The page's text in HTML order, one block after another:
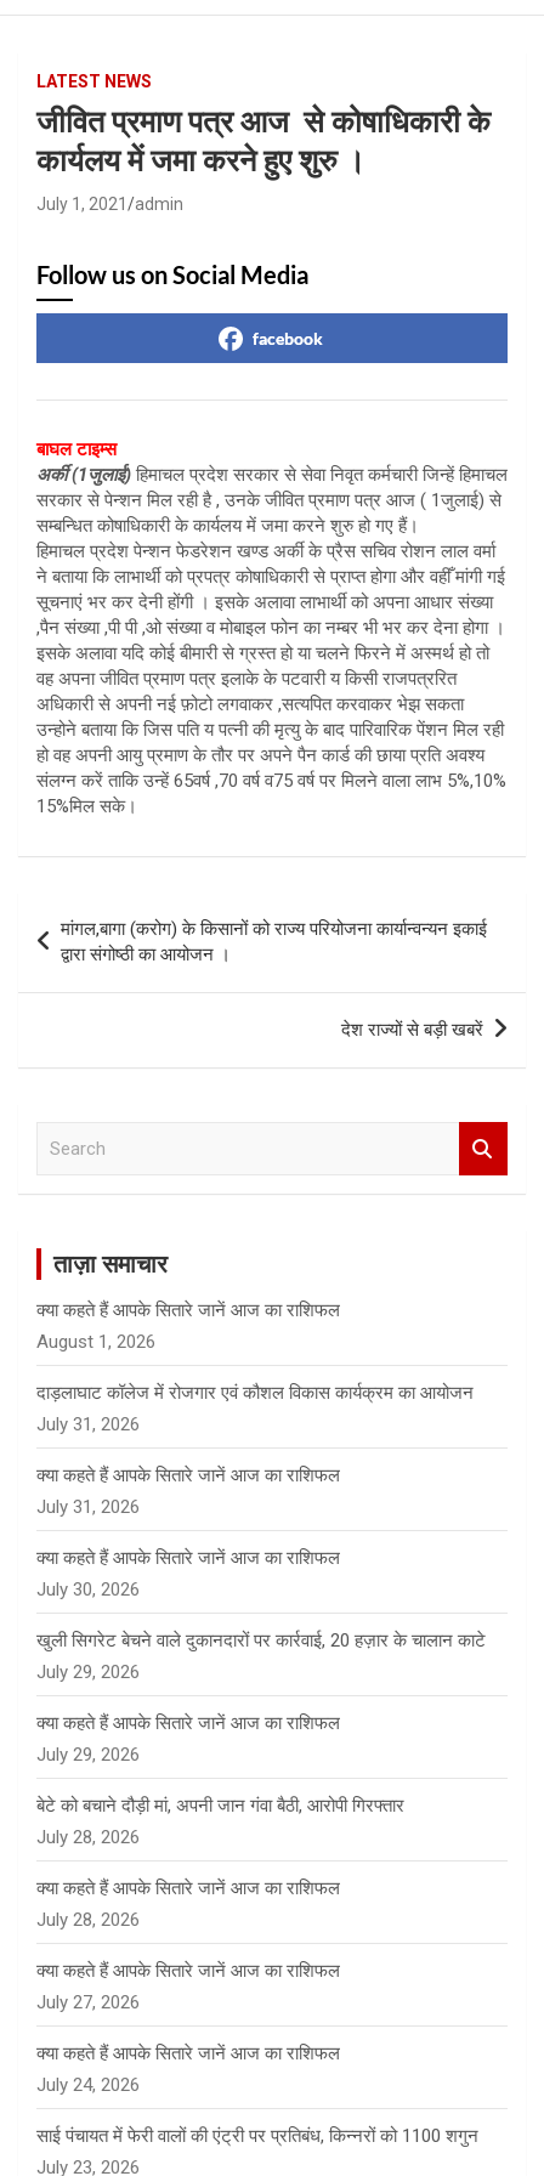
LATEST NEWS
जीवित प्रमाण पत्र आज से कोषाधिकारी के
कार्यलय में जमा करने हुए शुरु ।
July 1, 2021 admin
Follow us on Social Media
facebook
बाघल टाइम्स
अर्की (1जुलाई)हिमाचल प्रदेश सरकार से सेवा निवृत कर्मचारी जिन्हें हिमाचल
सरकार से पेन्शन मिल रही है , उनके जीवित प्रमाण पत्र आज ( 1जुलाई) से
सम्बन्धित कोषाधिकारी के कार्यलय में जमा करने शुरु हो गए हैं।
हिमाचल प्रदेश पेन्शन फेडरेशन खण्ड अर्की के प्रैस सचिव रोशन लाल वर्मा
ने बताया कि लाभार्थी को प्रपत्र कोषाधिकारी से प्राप्त होगा और वहीँ मांगी गई
सूचनाएं भर कर देनी होंगी । इसके अलावा लाभार्थी को अपना आधार संख्या
,पैन संख्या ,पी पी ,ओ संख्या व मोबाइल फोन का नम्बर भी भर कर देना होगा ।
इसके अलावा यदि कोई बीमारी से ग्रस्त हो या चलने फिरने में अस्मर्थ हो तो
वह अपना जीवित प्रमाण पत्र इलाके के पटवारी य किसी राजपत्ररित
अधिकारी से अपनी नई फ़ोटो लगवाकर ,सत्यपित करवाकर भेझ सकता
उन्होने बताया कि जिस पति य पत्नी की मृत्यु के बाद पारिवारिक पेंशन मिल रही
हो वह अपनी आयु प्रमाण के तौर पर अपने पैन कार्ड की छाया प्रति अवश्य
संलग्न करें ताकि उन्हें 65वर्ष ,70 वर्ष व75 वर्ष पर मिलने वाला लाभ 5%,10%
15%मिल सके।
navigation
मांगल,बागा (करोग) के किसानों को राज्य परियोजना कार्यान्वन्यन इकाई
द्वारा संगोष्ठी का आयोजन ।
देश राज्यों से बड़ी खबरें
ताज़ा समाचार
क्या कहते हैं आपके सितारे जानें आज का राशिफल
August 1, 2026
दाड़लाघाट कॉलेज में रोजगार एवं कौशल विकास कार्यक्रम का आयोजन
July 31, 2026
क्या कहते हैं आपके सितारे जानें आज का राशिफल
July 31, 2026
क्या कहते हैं आपके सितारे जानें आज का राशिफल
July 30, 2026
खुली सिगरेट बेचने वाले दुकानदारों पर कार्रवाई, 20 हज़ार के चालान काटे
July 29, 2026
क्या कहते हैं आपके सितारे जानें आज का राशिफल
July 29, 2026
बेटे को बचाने दौड़ी मां, अपनी जान गंवा बैठी, आरोपी गिरफ्तार
July 28, 2026
क्या कहते हैं आपके सितारे जानें आज का राशिफल
July 28, 2026
क्या कहते हैं आपके सितारे जानें आज का राशिफल
July 27, 2026
क्या कहते हैं आपके सितारे जानें आज का राशिफल
July 24, 2026
साई पंचायत में फेरी वालों की एंट्री पर प्रतिबंध, किन्नरों को 1100 शगुन
July 23, 2026